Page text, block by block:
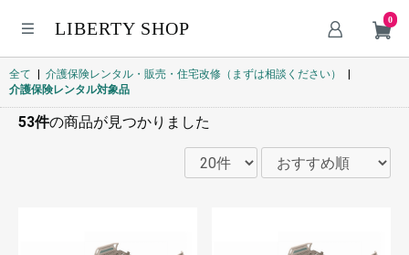
LIBERTY SHOP 0
全て 介護保険レンタル・販売・住宅改修（まずは相談ください）
介護保険レンタル対象品
53件の商品が見つかりました